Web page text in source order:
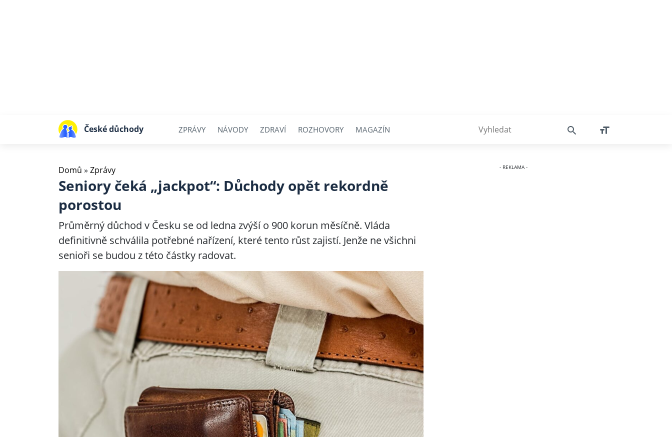
České důchody ZPRÁVY NÁVODY ZDRAVÍ ROZHOVORY MAGAZÍN
Domů » Zprávy
Seniory čeká „jackpot“: Důchody opět rekordně
porostou
Průměrný důchod v Česku se od ledna zvýší o 900 korun měsíčně. Vláda
definitivně schválila potřebné nařízení, které tento růst zajistí. Jenže ne všichni
senioři se budou z této částky radovat.